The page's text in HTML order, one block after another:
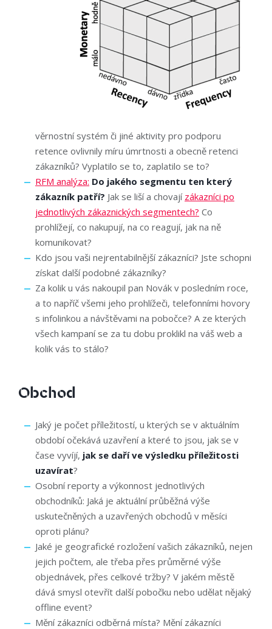
věrnostní systém či jiné aktivity pro podporu
retence ovlivnily míru úmrtnosti a obecně retenci
zákazníků? Vyplatilo se to, zaplatilo se to?
RFM analýza: Do jakého segmentu ten který
zákazník patří? Jak se liší a chovají zákazníci po
jednotlivých zákaznických segmentech? Co
prohlížejí, co nakupují, na co reagují, jak na ně
komunikovat?
Kdo jsou vaši nejrentabilnější zákazníci? Jste schopni
získat další podobné zákazníky?
Za kolik u vás nakoupil pan Novák v posledním roce,
a to napříč všemi jeho prohlížeči, telefonními hovory
s infolinkou a návštěvami na pobočce? A ze kterých
všech kampaní se za tu dobu proklikl na váš web a
kolik vás to stálo?
Obchod
Jaký je počet příležitostí, u kterých se v aktuálním
období očekává uzavření a které to jsou, jak se v
čase vyvíjí, jak se daří ve výsledku příležitosti
uzavírat?
Osobní reporty a výkonnost jednotlivých
obchodníků: Jaká je aktuální průběžná výše
uskutečněných a uzavřených obchodů v měsíci
oproti plánu?
Jaké je geografické rozložení vašich zákazníků, nejen
jejich počtem, ale třeba přes průměrné výše
objednávek, přes celkové tržby? V jakém městě
dává smysl otevřít další pobočku nebo udělat nějaký
offline event?
Mění zákazníci odběrná místa? Mění zákazníci